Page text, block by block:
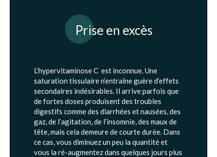
Prise en excès
L’hypervitaminose C est inconnue. Une
saturation tissulaire n’entraîne guère d’effets
secondaires indésirables. Il arrive parfois que
de fortes doses produisent des troubles
digestifs comme des diarrhées et nausées, des
gaz, de l’agitation, de l’insomnie, des maux de
tête, mais cela demeure de courte durée. Dans
ce cas, vous diminuez un peu la quantité et
vous la ré-augmentez dans quelques jours plus